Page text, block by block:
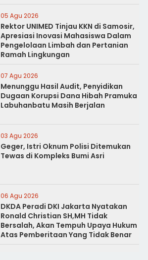
05 Agu 2026
Rektor UNIMED Tinjau KKN di Samosir,
Apresiasi Inovasi Mahasiswa Dalam
Pengelolaan Limbah dan Pertanian
Ramah Lingkungan
07 Agu 2026
Menunggu Hasil Audit, Penyidikan
Dugaan Korupsi Dana Hibah Pramuka
Labuhanbatu Masih Berjalan
03 Agu 2026
Geger, Istri Oknum Polisi Ditemukan
Tewas di Kompleks Bumi Asri
06 Agu 2026
DKDA Peradi DKI Jakarta Nyatakan
Ronald Christian SH,MH Tidak
Bersalah, Akan Tempuh Upaya Hukum
Atas Pemberitaan Yang Tidak Benar